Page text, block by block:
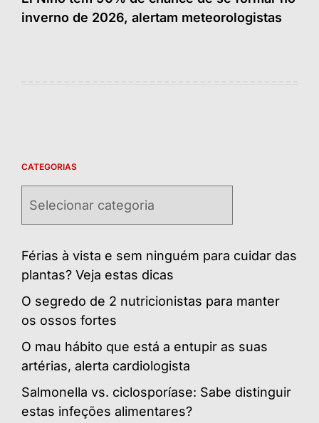
inverno de 2026, alertam meteorologistas
CATEGORIAS
Férias à vista e sem ninguém para cuidar das
plantas? Veja estas dicas
O segredo de 2 nutricionistas para manter
os ossos fortes
O mau hábito que está a entupir as suas
artérias, alerta cardiologista
Salmonella vs. ciclosporíase: Sabe distinguir
estas infeções alimentares?